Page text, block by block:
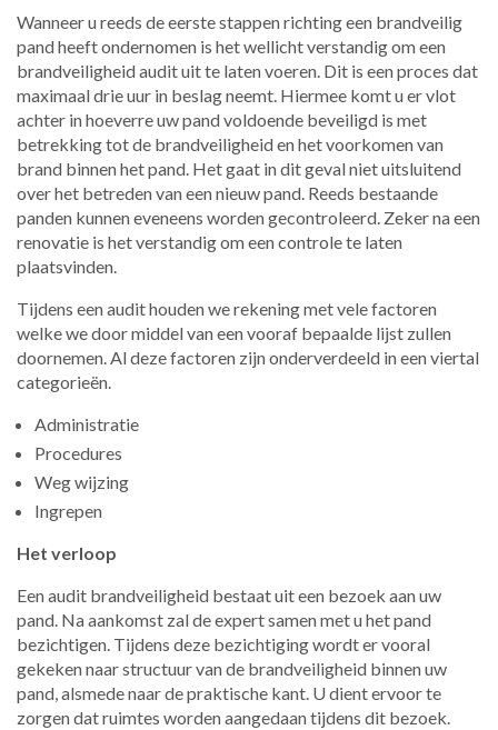
Wanneer u reeds de eerste stappen richting een brandveilig
pand heeft ondernomen is het wellicht verstandig om een
brandveiligheid audit uit te laten voeren. Dit is een proces dat
maximaal drie uur in beslag neemt. Hiermee komt u er vlot
achter in hoeverre uw pand voldoende beveiligd is met
betrekking tot de brandveiligheid en het voorkomen van
brand binnen het pand. Het gaat in dit geval niet uitsluitend
over het betreden van een nieuw pand. Reeds bestaande
panden kunnen eveneens worden gecontroleerd. Zeker na een
renovatie is het verstandig om een controle te laten
plaatsvinden.
Tijdens een audit houden we rekening met vele factoren
welke we door middel van een vooraf bepaalde lijst zullen
doornemen. Al deze factoren zijn onderverdeeld in een viertal
categorieën.
Administratie
Procedures
Weg wijzing
Ingrepen
Het verloop
Een audit brandveiligheid bestaat uit een bezoek aan uw
pand. Na aankomst zal de expert samen met u het pand
bezichtigen. Tijdens deze bezichtiging wordt er vooral
gekeken naar structuur van de brandveiligheid binnen uw
pand, alsmede naar de praktische kant. U dient ervoor te
zorgen dat ruimtes worden aangedaan tijdens dit bezoek.